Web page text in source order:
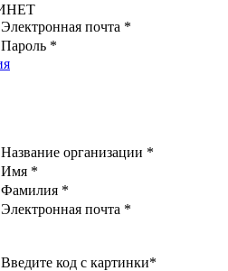
Электронная почта *
Пароль *
Название организации *
Имя *
Фамилия *
Электронная почта *
Введите код с картинки*